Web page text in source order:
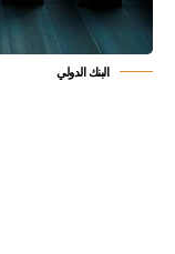
البنك الدولي